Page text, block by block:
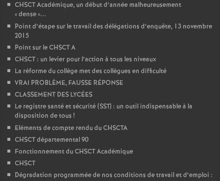
CHSCT Académique, un début d’année malheureusement
«dense»...
Point d’étape sur le travail des délégations d’enquête, 13 novembre
2015
Point sur le CHSCT A
CHSCT : un levier pour l’action à tous les niveaux
La réforme du collège met des collègues en difficulté
VRAI PROBLÈME, FAUSSE RÉPONSE
CLASSEMENT DES LYCÉES
Le registre santé et sécurité (SST) : un outil indispensable à la
disposition de tous !
Eléments de compte rendu du CHSCTA
CHSCT départemental 90
Fonctionnement du CHSCT Académique
CHSCT
Dégradation programmée de nos conditions de travail et d’emploi :